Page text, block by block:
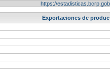
https://
Exportaciones de